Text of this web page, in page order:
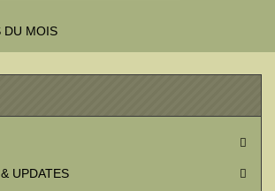
DU MOIS

UPDATES 